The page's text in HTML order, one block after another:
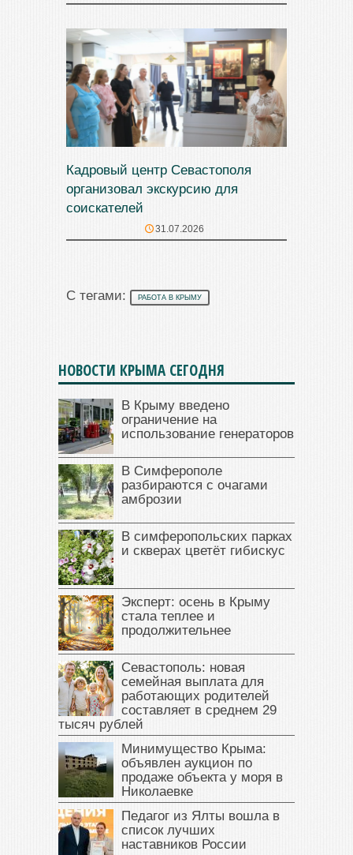
Кадровый центр Севастополя
организовал экскурсию для
соискателей
31.07.2026
С тегами: РАБОТА В КРЫМУ
НОВОСТИ КРЫМА СЕГОДНЯ
В Крыму введено
ограничение на
использование генераторов
В Симферополе
разбираются с очагами
амброзии
В симферопольских парках
и скверах цветёт гибискус
Эксперт: осень в Крыму
стала теплее и
продолжительнее
Севастополь: новая
семейная выплата для
работающих родителей
составляет в среднем 29
тысяч рублей
Минимущество Крыма:
объявлен аукцион по
продаже объекта у моря в
Николаевке
Педагог из Ялты вошла в
список лучших
наставников России